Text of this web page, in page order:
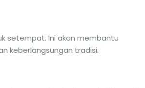
setempat. Ini akan membantu
keberlangsungan tradisi.